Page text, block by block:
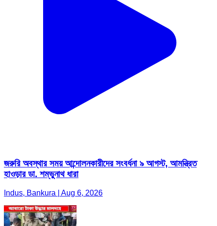
জরুরি অবস্থার সময় আন্দোলনকারীদের সংবর্ধনা ৯ আগস্ট, আমন্ত্রিত
হাওড়ার ডা. শম্ভুনাথ ধারা
Indus, Bankura | Aug 6, 2026